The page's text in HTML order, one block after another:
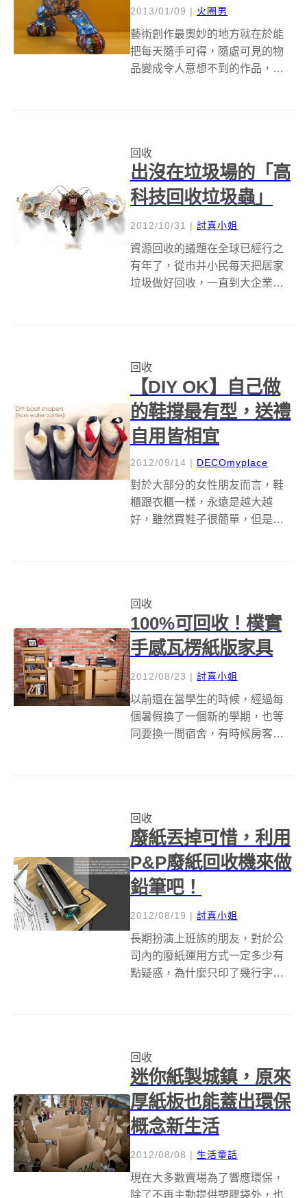
2013/01/09 | 火圈男
藝術創作最奧妙的地方就在於能
把每天隨手可得，隨處可見的物
品變成令人意想不到的作品，像
讚嘆啊！ 不管是可愛的電玩角色
瑪莉歐和...
回收
出沒在垃圾場的「高
科技回收垃圾蟲」
2012/10/31 | 討喜小姐
資源回收的議題在全球已經行之
有年了，從市井小民每天把居家
垃圾做好回收，一直到大企業也
藝術，再再證明了資源回收已經
是每個地球人目前...
回收
【DIY OK】自己做
的鞋撐最有型，送禮
自用皆相宜
2012/09/14 | DECOmyplace
對於大部分的女性朋友而言，鞋
櫃跟衣櫃一樣，永遠是越大越
好，雖然買鞋子很簡單，但是如
因為靴筒長期擠壓，而導致靴子
材質變質，只穿一季...
回收
100%可回收！樸實
手感瓦楞紙版家具
2012/08/23 | 討喜小姐
以前還在當學生的時候，經過每
個暑假換了一個新的學期，也等
同要換一間宿舍，有時候房客不
理才好。 設計家具的團隊
「SmartDeco...
回收
廢紙丟掉可惜，利用
P&P廢紙回收機來做
鉛筆吧！
2012/08/19 | 討喜小姐
長期扮演上班族的朋友，對於公
司內的廢紙運用方式一定多少有
點疑惑，為什麼只印了幾行字的
倡節電的概念，許多大企業鐵腕
老闆強力的執行了無...
回收
迷你紙製城鎮，原來
厚紙板也能蓋出環保
概念新生活
2012/08/08 | 生活童話
現在大多數賣場為了響應環保，
除了不再主動提供塑膠袋外，也